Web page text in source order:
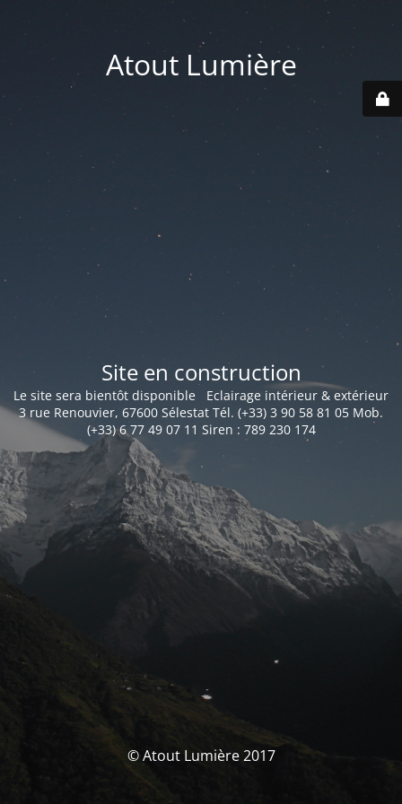
Atout Lumière
Site en construction
Le site sera bientôt disponible Eclairage intérieur & extérieur
3 rue Renouvier, 67600 Sélestat Tél. (+33) 3 90 58 81 05 Mob.
(+33) 6 77 49 07 11 Siren : 789 230 174
© Atout Lumière 2017